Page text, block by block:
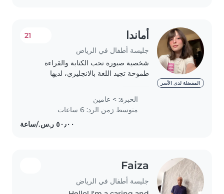
المفضلة لدى الأسر
أماندا
جليسة أطفال في الرياض
21
شخصية صبورة تحب الكتابة والقراءة
طموحة تجيد اللغة بالانجليزي، لديها
دائما على المواعيد ، لديها القدرة على تلبية
احتياجات الطرف الاخر مستمعه جيدة..
الخبرة: > عامين
متوسط زمن الرد: 6 ساعات
Faiza
جليسة أطفال في الرياض